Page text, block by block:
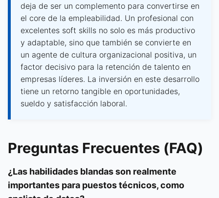
deja de ser un complemento para convertirse en
el core de la empleabilidad. Un profesional con
excelentes soft skills no solo es más productivo
y adaptable, sino que también se convierte en
un agente de cultura organizacional positiva, un
factor decisivo para la retención de talento en
empresas líderes. La inversión en este desarrollo
tiene un retorno tangible en oportunidades,
sueldo y satisfacción laboral.
Preguntas Frecuentes (FAQ)
¿Las habilidades blandas son realmente
importantes para puestos técnicos, como